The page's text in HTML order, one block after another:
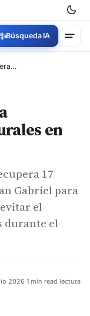
✨Búsqueda IA
Gobernación impulsa la recuperación de vías rurales en Lebrija
en
17
Gabriel para
el
durante el
2026·1 min read lectura